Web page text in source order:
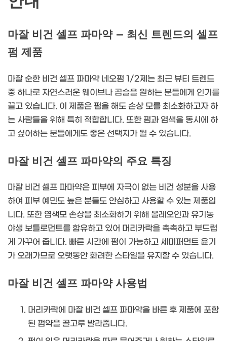
마잘 비건 셀프 파마약 – 최신 트렌드의 셀프
펌 제품
마잘 순한 비건 셀프 파마약 네오펌 1/2제는 최근 뷰티 트렌드
중 하나로 자연스러운 웨이브나 곱슬을 원하는 분들에게 인기를
끌고 있습니다. 이 제품은 펌을 해도 손상 모를 최소화하고자 하
는 사람들을 위해 특히 적합합니다. 또한 펌과 염색을 동시에 하
고 싶어하는 분들에게도 좋은 선택지가 될 수 있습니다.
마잘 비건 셀프 파마약의 주요 특징
마잘 비건 셀프 파마약은 피부에 자극이 없는 비건 성분을 사용
하여 피부 예민도 높은 분들도 안심하고 사용할 수 있는 제품입
니다. 또한 염색모 손상을 최소화하기 위해 올레오인과 유기농
야생 보틀로먼트를 함유하고 있어 머리카락을 촉촉하고 부드럽
게 가꾸어 줍니다. 빠른 시간에 펌이 가능하고 세미퍼먼트 윤기
가 오래가므로 오랫동안 화려한 스타일을 유지할 수 있습니다.
마잘 비건 셀프 파마약 사용법
머리카락에 마잘 비건 셀프 파마약을 바른 후 제품에 포함
된 펌약을 골고루 발라줍니다.